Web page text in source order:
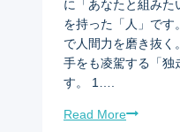
に「あなたと組みた
を持った「人」です
で人間力を磨き抜く
手をも凌駕する「独
す。 1….
Read More